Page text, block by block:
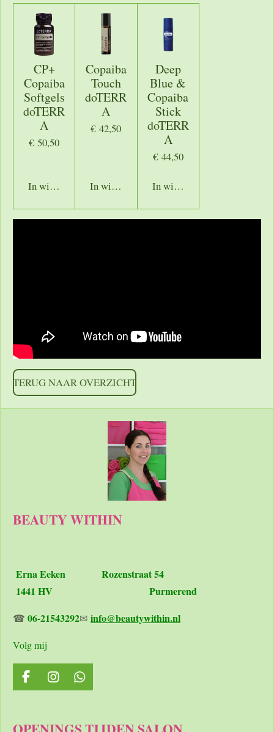
n
CP+
Copaiba
Softgels
doTERR
A
€ 50,50
In winkelwagen
Copaiba
Touch
doTERR
A
€ 42,50
In winkelwagen
Deep
Blue &
Copaiba
Stick
doTERR
A
€ 44,50
In winkelwagen
TERUG NAAR OVERZICHT
BEAUTY WITHIN
Erna Eeken Rozenstraat 54
1441 HV Purmerend
☎ 06-21543292✉ info@beautywithin.nl
Volg mij
F
a
I
n
W
h